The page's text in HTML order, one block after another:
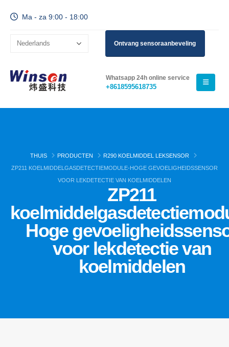
Ma - za 9:00 - 18:00
Ontvang sensoraanbeveling
Whatsapp 24h online service
+8618595618735
THUIS PRODUCTEN
R290 KOELMIDDEL LEKSENSOR
ZP211 KOELMIDDELGASDETECTIEMODULE-HOGE GEVOELIGHEIDSSENSOR
VOOR LEKDETECTIE VAN KOELMIDDELEN
ZP211
Hoge
voor lekdetectie van
koelmiddelen